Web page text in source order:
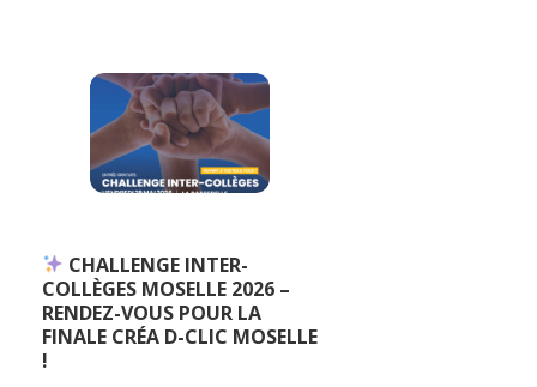
CHALLENGE INTER-
COLLÈGES MOSELLE 2026 –
RENDEZ-VOUS POUR LA
FINALE CRÉA D-CLIC MOSELLE
!